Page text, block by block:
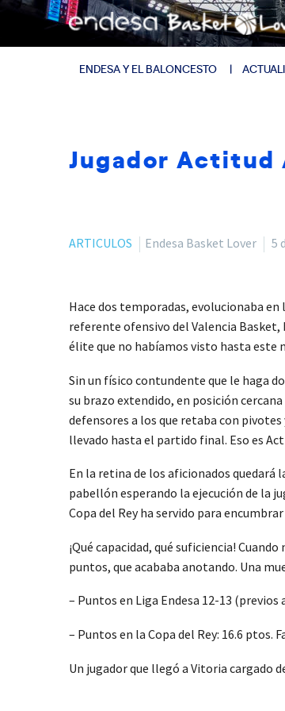
ENDESA Y EL BALONCESTO
Jugador Actitud
ARTICULOS Endesa Basket Lover 5
Hace dos temporadas, evolucionaba
referente ofensivo del Valencia
élite que no habíamos visto hasta este
Sin un físico contundente que le haga
su brazo extendido, en posición
defensores a los que retaba con
llevado hasta el partido final. Eso es
En la retina de los aficionados
pabellón esperando la ejecución de la
Copa del Rey ha servido para
¡Qué capacidad, qué suficiencia!
puntos, que acababa anotando. Una
– Puntos en Liga Endesa 12-13
– Puntos en la Copa del Rey: 16.6 ptos.
Un jugador que llegó a Vitoria cargado